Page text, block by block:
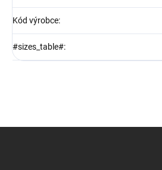
Kód výrobce:
#sizes_table#: